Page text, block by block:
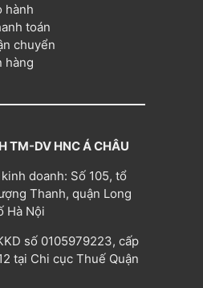
hành
toán
chuyển
hàng
TM-DV HNC Á CHÂU
doanh: Số 105, tổ
Thanh, quận Long
Hà Nội
số 0105979223, cấp
tại Chi cục Thuế Quận